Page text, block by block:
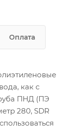
Оплата
как с
ПНД (ПЭ
280, SDR